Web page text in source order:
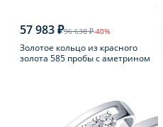
57 983 ₽96 638 ₽-40%
Золотое кольцо из красного
золота 585 пробы с аметрином